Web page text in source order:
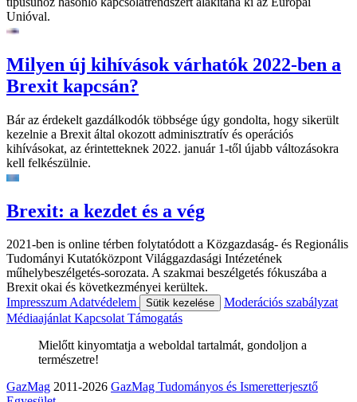
Unióval.
Milyen új kihívások várhatók 2022-ben a
Brexit kapcsán?
Bár az érdekelt gazdálkodók többsége úgy gondolta, hogy sikerült
kezelnie a Brexit által okozott adminisztratív és operációs
kihívásokat, az érintetteknek 2022. január 1-től újabb változásokra
kell felkészülnie.
Brexit: a kezdet és a vég
2021-ben is online térben folytatódott a Közgazdaság- és Regionális
Tudományi Kutatóközpont Világgazdasági Intézetének
műhelybeszélgetés-sorozata. A szakmai beszélgetés fókuszába a
Brexit okai és következményei kerültek.
ImpresszumAdatvédelem Sütik kezelése
Moderációs szabályzat
MédiaajánlatKapcsolatTámogatás
Mielőtt kinyomtatja a weboldal tartalmát, gondoljon a
természetre!
GazMag 2011-2026 GazMag Tudományos és Ismeretterjesztő